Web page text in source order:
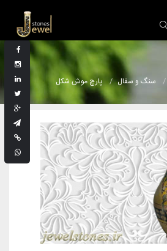
سنگ و سفال پارچ موش شکل